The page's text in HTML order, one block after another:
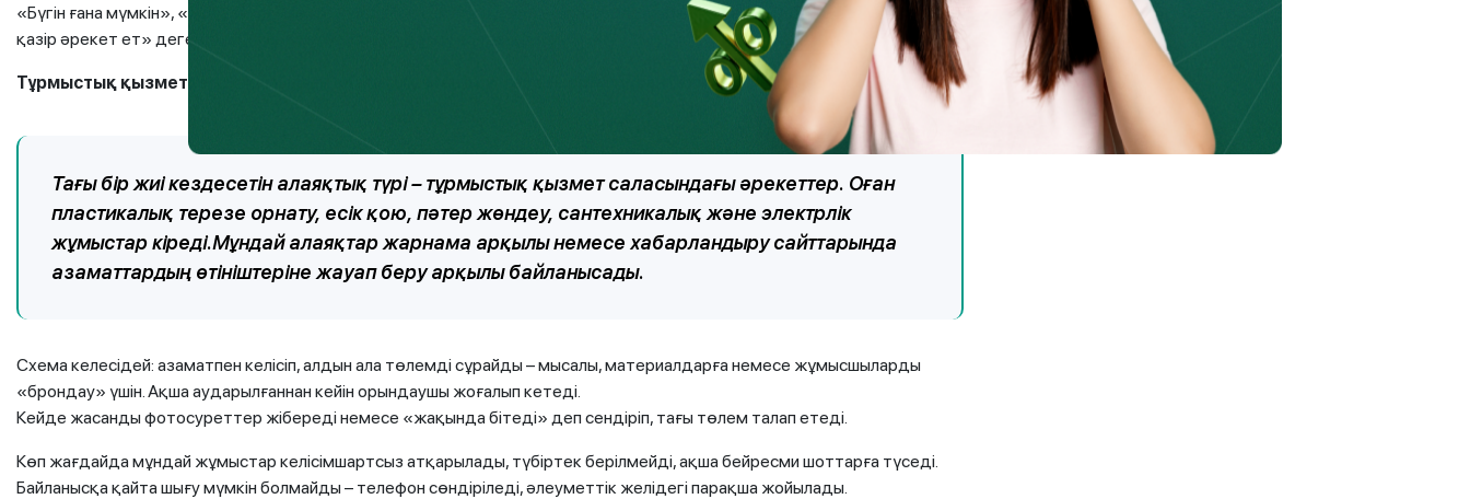
«Бүгін ғана мүмкін», «жобаға кіру шектеулі» деген секілді шұғыл шешім қабылдататын қысым, сондай-ақ «қаласаң –
қазір әрекет ет» деген эмоциялық манипуляция да жиі қолданылады.
Тұрмыстық қызметтерді жамылған алаяқтық: жөндеу, терезе орнату, сантехника
Тағы бір жиі кездесетін алаяқтық түрі – тұрмыстық қызмет саласындағы әрекеттер. Оған
пластикалық терезе орнату, есік қою, пәтер жөндеу, сантехникалық және электрлік
жұмыстар кіреді.Мұндай алаяқтар жарнама арқылы немесе хабарландыру сайттарында
азаматтардың өтініштеріне жауап беру арқылы байланысады.
Схема келесідей: азаматпен келісіп, алдын ала төлемді сұрайды – мысалы, материалдарға немесе жұмысшыларды
«брондау» үшін. Ақша аударылғаннан кейін орындаушы жоғалып кетеді.
Кейде жасанды фотосуреттер жібереді немесе «жақында бітеді» деп сендіріп, тағы төлем талап етеді.
Көп жағдайда мұндай жұмыстар келісімшартсыз атқарылады, түбіртек берілмейді, ақша бейресми шоттарға түседі.
Байланысқа қайта шығу мүмкін болмайды – телефон сөндіріледі, әлеуметтік желідегі парақша жойылады.